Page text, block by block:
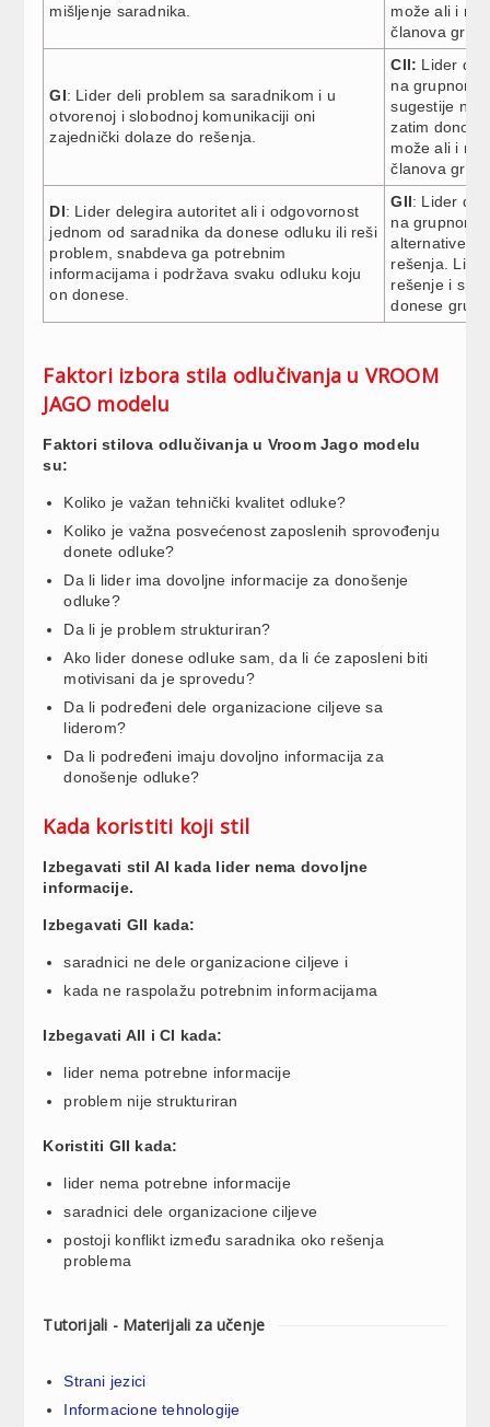
mišljenje saradnika.
može ali i ne
članova
GI: Lider deli problem sa saradnikom i u
otvorenoj i slobodnoj komunikaciji oni
zajednički dolaze do rešenja.
CII: Lider
na grupnom
sugestije
zatim donosi
može ali i ne
članova
DI: Lider delegira autoritet ali i odgovornost
jednom od saradnika da donese odluku ili reši
problem, snabdeva ga potrebnim
informacijama i podržava svaku odluku koju
on donese.
GII: Lider
na grupnom
alternative i
rešenja.
rešenje i
donese
Faktori izbora stila odlučivanja u VROOM
JAGO modelu
Faktori stilova odlučivanja u Vroom Jago modelu
su:
Koliko je važan tehnički kvalitet odluke?
Koliko je važna posvećenost zaposlenih sprovođenju
donete odluke?
Da li lider ima dovoljne informacije za donošenje
odluke?
Da li je problem strukturiran?
Ako lider donese odluke sam, da li će zaposleni biti
motivisani da je sprovedu?
Da li podređeni dele organizacione ciljeve sa
liderom?
Da li podređeni imaju dovoljno informacija za
donošenje odluke?
Kada koristiti koji stil
Izbegavati stil AI kada lider nema dovoljne
informacije.
Izbegavati GII kada:
saradnici ne dele organizacione ciljeve i
kada ne raspolažu potrebnim informacijama
Izbegavati AII i CI kada:
lider nema potrebne informacije
problem nije strukturiran
Koristiti GII kada:
lider nema potrebne informacije
saradnici dele organizacione ciljeve
postoji konflikt između saradnika oko rešenja
problema
Tutorijali - Materijali za učenje
Strani jezici
Informacione tehnologije